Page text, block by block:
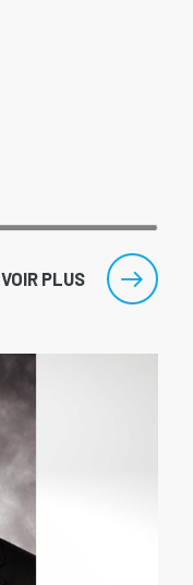
VOIR PLUS